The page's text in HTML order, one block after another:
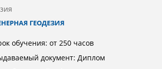
ГЕОДЕЗИЯ
обучения: от 250 часов
документ: Диплом